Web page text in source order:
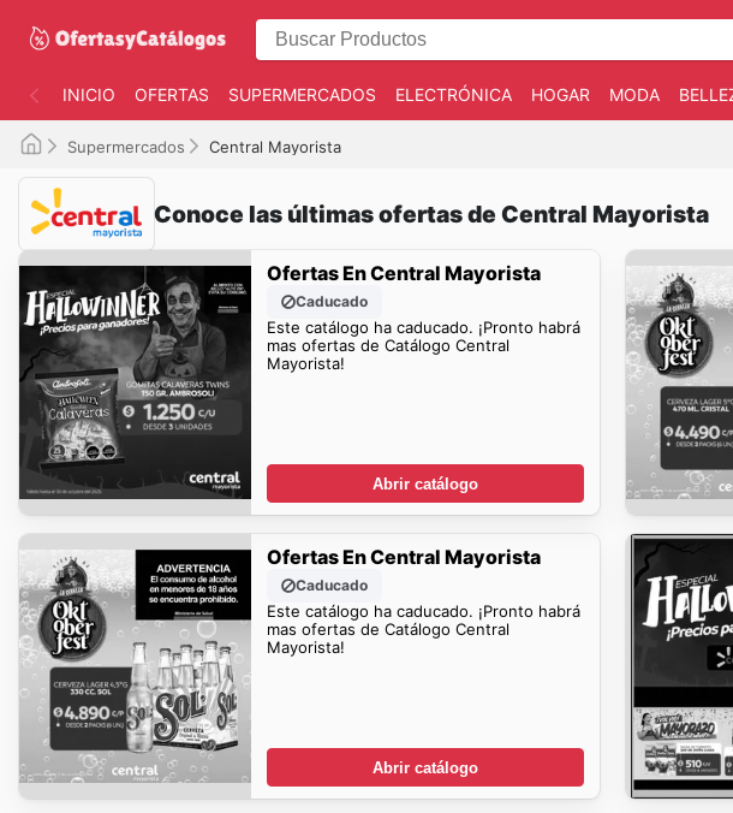
INICIO OFERTAS SUPERMERCADOS ELECTRÓNICA HOGAR MODA
Supermercados Central Mayorista
Conoce las últimas ofertas de Central Mayorista
Ofertas En Central Mayorista
Caducado
Este catálogo ha caducado. ¡Pronto habrá
mas ofertas de Catálogo Central
Mayorista!
Abrir catálogo
Ofertas En Central Mayorista
Caducado
Este catálogo ha caducado. ¡Pronto habrá
mas ofertas de Catálogo Central
Mayorista!
Abrir catálogo